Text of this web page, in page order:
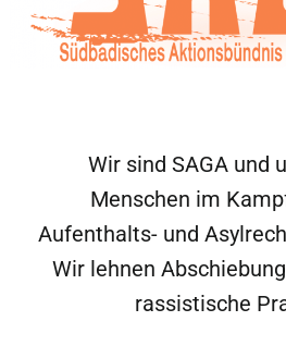
Wir sind SAGA und
Menschen im
Aufenthalts- und
Wir lehnen
rassistische